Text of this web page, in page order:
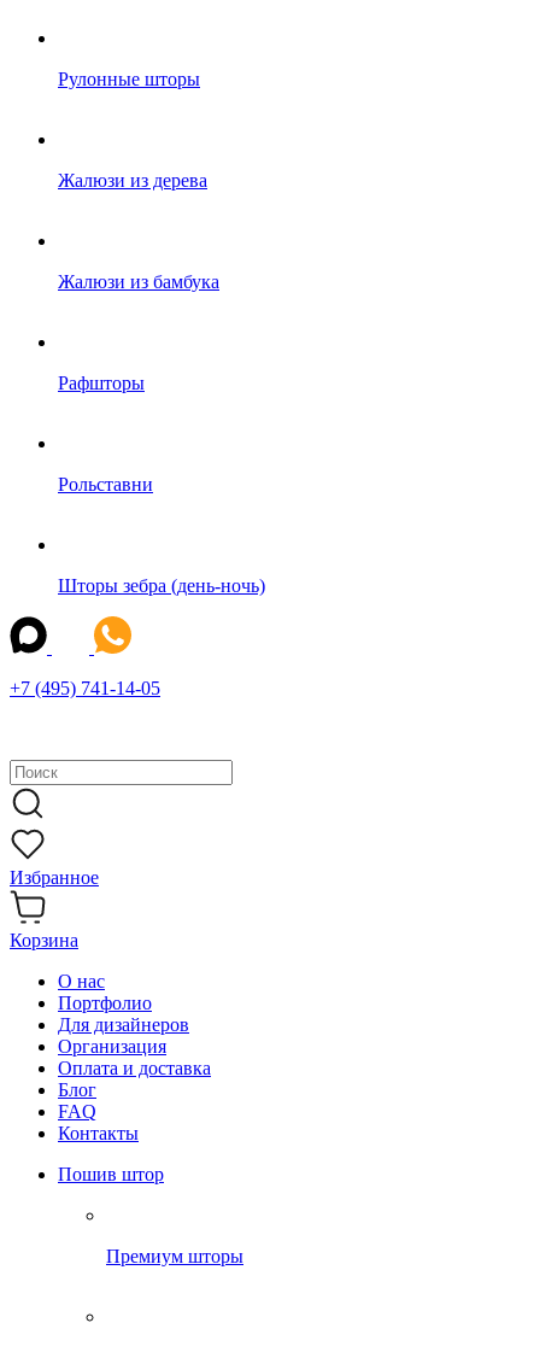
Рулонные шторы
Жалюзи из дерева
Жалюзи из бамбука
Рафшторы
Рольставни
Шторы зебра (день-ночь)
+7 (495) 741-14-05
Избранное
Корзина
О нас
Портфолио
Для дизайнеров
Организация
Оплата и доставка
Блог
FAQ
Контакты
Пошив штор
Премиум шторы